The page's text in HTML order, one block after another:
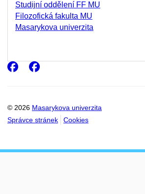
Studijní oddělení FF MU
Filozofická fakulta MU
Masarykova univerzita
© 2026 Masarykova univerzita
Správce stránek
Cookies
Facebook
Facebook